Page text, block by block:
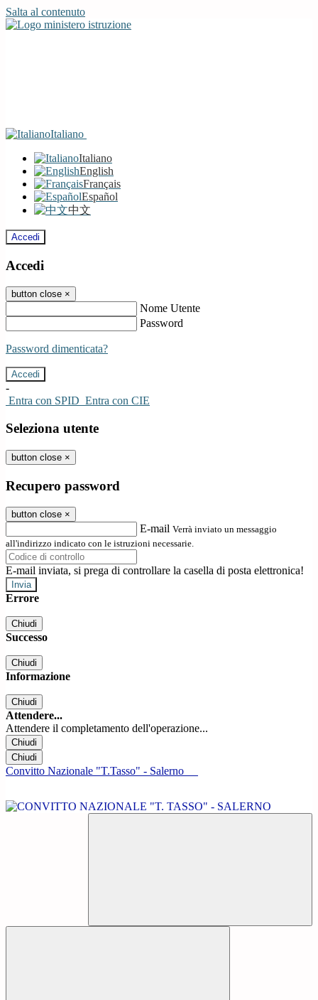
Salta al contenuto
Italiano
Italiano
English
Français
Español
中文
Accedi
Accedi
button close ×
Nome Utente
Password
Password dimenticata?
-
Entra con SPID Entra con CIE
Seleziona utente
button close ×
Recupero password
button close ×
E-mail Verrà inviato un messaggio
all'indirizzo indicato con le istruzioni necessarie.
E-mail inviata, si prega di controllare la casella di posta elettronica!
Errore
Chiudi
Successo
Chiudi
Informazione
Chiudi
Attendere...
Attendere il completamento dell'operazione...
Chiudi
Chiudi
Convitto Nazionale "T.Tasso" - Salerno